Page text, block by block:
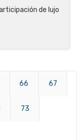
de lujo
66 67
73